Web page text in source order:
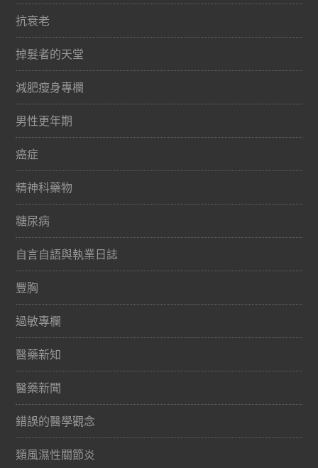
抗衰老
掉髮者的天堂
減肥瘦身專欄
男性更年期
癌症
精神科藥物
糖尿病
自言自語與執業日誌
豐胸
過敏專欄
醫藥新知
醫藥新聞
錯誤的醫學觀念
類風濕性關節炎